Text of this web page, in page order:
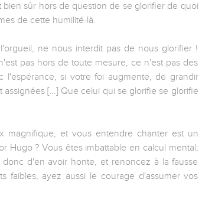
sûr hors de question de se glorifier de quoi
de cette humilité-là.
ne nous interdit pas de nous glorifier !
pas hors de toute mesure, ce n'est pas des
l'espérance, si votre foi augmente, de grandir
[…] Que celui qui se glorifie se glorifie
magnifique, et vous entendre chanter est un
Hugo ? Vous êtes imbattable en calcul mental,
d'en avoir honte, et renoncez à la fausse
faibles, ayez aussi le courage d'assumer vos